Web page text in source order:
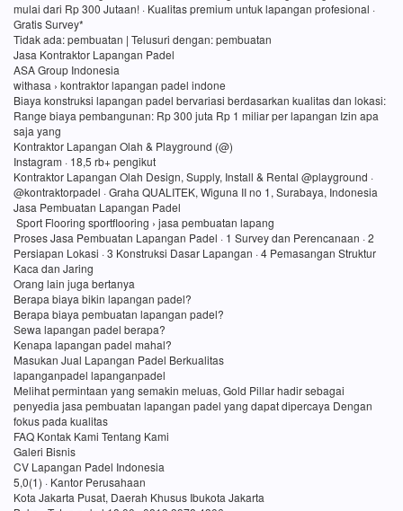
mulai dari Rp 300 Jutaan! · Kualitas premium untuk lapangan profesional ·
Gratis Survey*
Tidak ada: pembuatan ‎| Telusuri dengan: pembuatan
Jasa Kontraktor Lapangan Padel
ASA Group Indonesia
withasa › kontraktor lapangan padel indone
Biaya konstruksi lapangan padel bervariasi berdasarkan kualitas dan lokasi:
Range biaya pembangunan: Rp 300 juta Rp 1 miliar per lapangan Izin apa
saja yang
Kontraktor Lapangan Olah & Playground (@)
Instagram · 18,5 rb+ pengikut
Kontraktor Lapangan Olah Design, Supply, Install & Rental @playground ·
@kontraktorpadel · Graha QUALITEK, Wiguna II no 1, Surabaya, Indonesia
Jasa Pembuatan Lapangan Padel
Sport Flooring sportflooring › jasa pembuatan lapang
Proses Jasa Pembuatan Lapangan Padel · 1 Survey dan Perencanaan · 2
Persiapan Lokasi · 3 Konstruksi Dasar Lapangan · 4 Pemasangan Struktur
Kaca dan Jaring
Orang lain juga bertanya
Berapa biaya bikin lapangan padel?
Berapa biaya pembuatan lapangan padel?
Sewa lapangan padel berapa?
Kenapa lapangan padel mahal?
Masukan Jual Lapangan Padel Berkualitas
lapanganpadel lapanganpadel
Melihat permintaan yang semakin meluas, Gold Pillar hadir sebagai
penyedia jasa pembuatan lapangan padel yang dapat dipercaya Dengan
fokus pada kualitas
FAQ Kontak Kami Tentang Kami
Galeri Bisnis
CV Lapangan Padel Indonesia
5,0(1) · Kantor Perusahaan
Kota Jakarta Pusat, Daerah Khusus Ibukota Jakarta